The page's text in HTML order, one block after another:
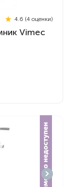
4.6 (4 оценки)
Vimec